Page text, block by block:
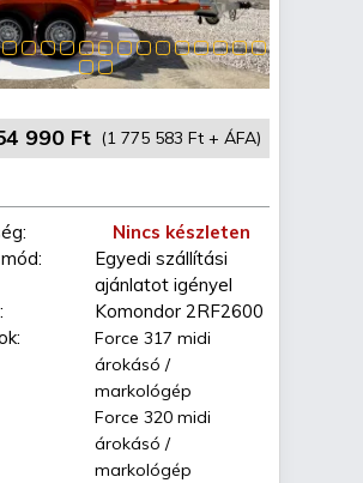
990 Ft (1 775 583 Ft + ÁFA)
Nincs készleten
Egyedi szállítási
ajánlatot igényel
Komondor 2RF2600
Force 317 midi
árokásó /
markológép
Force 320 midi
árokásó /
markológép